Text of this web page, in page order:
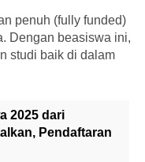
penuh (fully funded)
Dengan beasiswa ini,
studi baik di dalam
2025 dari
Pendaftaran